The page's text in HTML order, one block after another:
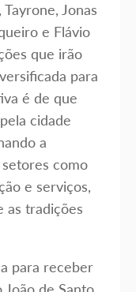
Jonas
e Flávio
que irão
para
é de que
cidade
a
como
e serviços,
as tradições
para receber